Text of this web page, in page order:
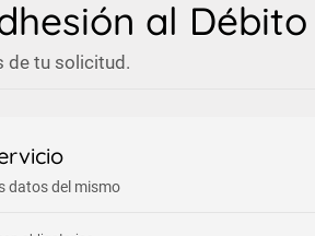
al
de tu solicitud.
datos del mismo